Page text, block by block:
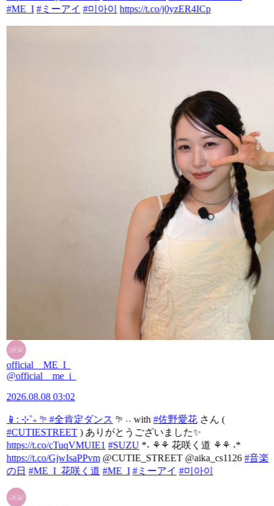
#ME_I #ミーアイ #미아이 https://t.co/j0yzER4ICp
official__ME_I_
@official__me_i_
2026.08.08 03:02
📱: ⊹˚₊ 𖧧#全肯定ダンス 𖧧 ˒˒ with#佐野愛花さん (
#CUTIESTREET) ありがとうございました✨
https://t.co/cTuqVMUIE1 #SUZU *˖ ⚘⚘ 花咲く道 ⚘⚘ ˖*
https://t.co/GjwIsaPPvm@CUTIE_STREET @aika_cs1126#音楽
の日 #ME_I_花咲く道 #ME_I #ミーアイ #미아이